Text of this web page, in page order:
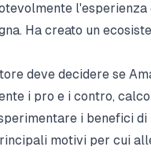
Ha creato un
deve decidere se
i pro e i contro,
i benefici di
motivi per cui